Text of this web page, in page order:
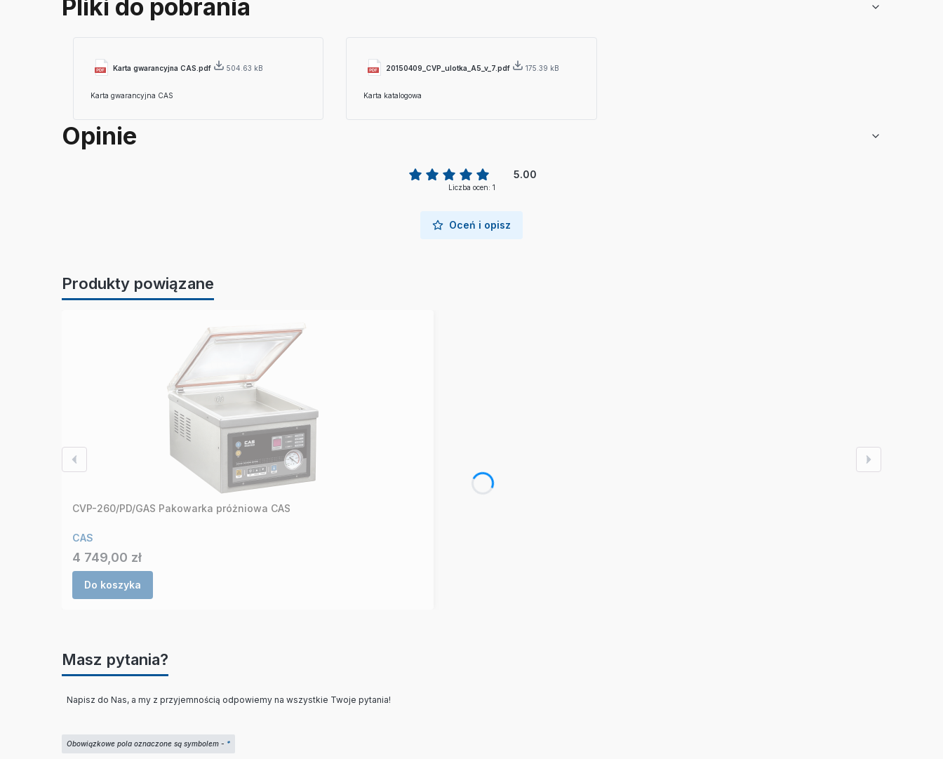
Pliki do pobrania
Karta gwarancyjna CAS.pdf 504.63 kB
Karta gwarancyjna CAS
20150409_CVP_ulotka_A5_v_7.pdf 175.39 kB
Karta katalogowa
Opinie
5.00
Liczba ocen: 1
Oceń i opisz
Produkty powiązane
CVP-260/PD/GAS Pakowarka próżniowa CAS
CAS
Cena
4 749,00 zł
Do koszyka
Masz pytania?
Napisz do Nas, a my z przyjemnością odpowiemy na wszystkie Twoje pytania!
Obowiązkowe pola oznaczone są symbolem - *